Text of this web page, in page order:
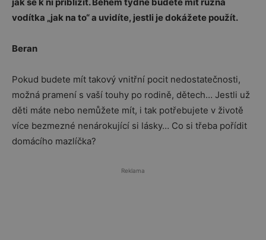
vodítka „jak na to“ a uvidíte, jestli je dokážete použít.
Beran
Pokud budete mít takový vnitřní pocit nedostatečnosti,
možná pramení s vaší touhy po rodině, dětech… Jestli už
děti máte nebo nemůžete mít, i tak potřebujete v životě
více bezmezné nenárokující si lásky… Co si třeba pořídit
domácího mazlíčka?
Reklama